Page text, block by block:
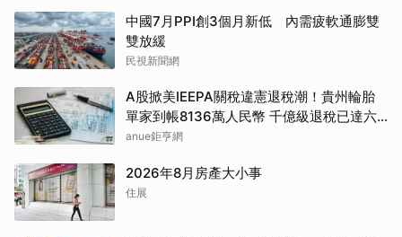
中國7月PPI創3個月新低 內需疲軟通膨雙
雙放緩
民視新聞網
A股掀美IEEPA關稅違憲退稅潮！貴州輪胎
單家到帳8136萬人民幣 千億級退稅已達六
成
anue鉅亨網
2026年8月房產大小事
住展